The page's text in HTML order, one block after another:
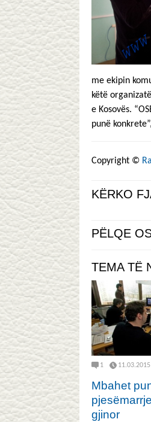
me ekipin
këtë
e Kosovës.
punë
Copyright ©
KËRKO
PËLQE
TEMA TË
1 11.03.2015
Mbahet
gjinor